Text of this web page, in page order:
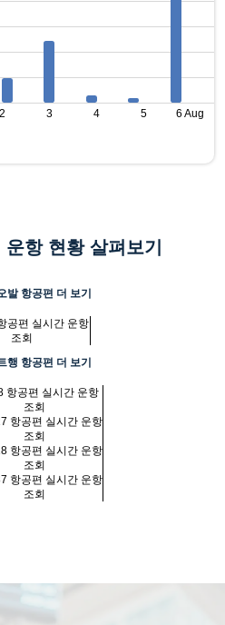
2 3 4 5 6 Aug
항 현황 살펴보기
발 항공편 더 보기
공편 실시간 운항
조회
행 항공편 더 보기
항공편 실시간 운항
조회
항공편 실시간 운항
조회
항공편 실시간 운항
조회
항공편 실시간 운항
조회